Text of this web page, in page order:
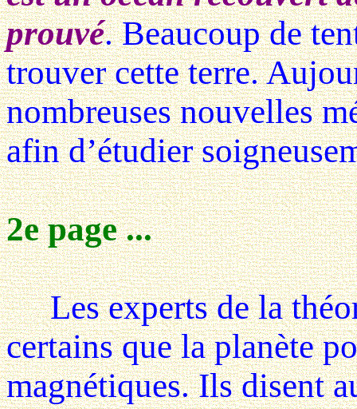
prouvé. Beaucoup de
trouver cette terre.
nombreuses nouvelles
afin d’étudier
2e page ...
Les experts de la
certains que la planète
magnétiques. Ils disent